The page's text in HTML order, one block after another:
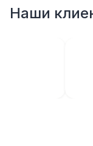
Наши